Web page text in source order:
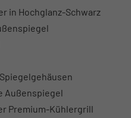
in Hochglanz-Schwarz
Außenspiegel
Premium-Kühlergrill